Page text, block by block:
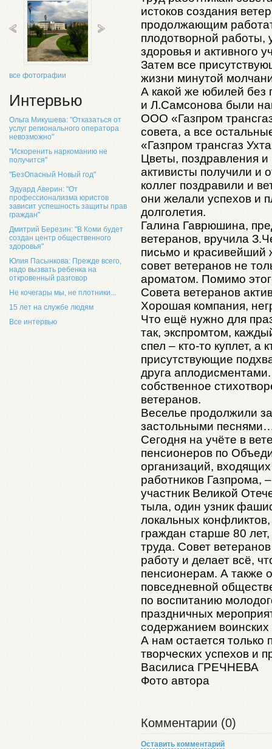
все фотографии
Интервью
Ольга Микушева: "Отказаться от
услуг регионального оператора
невозможно"
"Искоренить наркоманию не
получится"
"БезОпасный Новый год"
Эдуард Аверин: "От
профессионализма юристов
зависит успешность защиты прав
граждан"
Дмитрий Березин: "В Коми будет
создан центр общественного
здоровья"
Юлия Пасынкова: Прежде всего,
надо вызвать ребенка на
откровенный разговор
Не кочегары мы, не плотники...
15 лет на службе людям
Все интервью
истоков создания
продолжающим
плодотворной работы,
здоровья и активного
Затем все
жизни минутой
А какой же юбилей без
и Л.Самсонова были
ООО «Газпром
совета, а все
«Газпром трансгаз
Цветы, поздравления
активисты получили и
коллег поздравили и
они желали успехов и
долголетия.
Галина Гаврюшина,
ветеранов, вручила
письмо и красивейший
совет ветеранов не
ароматом. Помимо
Совета ветеранов
Хорошая компания,
Что ещё нужно для
так, экспромтом,
спел – кто-то куплет, а
присутствующие
друга
собственное
ветеранов.
Веселье продолжили
застольными
Сегодня на учёте в
пенсионеров по
организаций,
работников Газпрома,
участник Великой
тыла, один узник
локальных
граждан старше 80
труда. Совет
работу и делает всё,
пенсионерам. А также
повседневной
по воспитанию
праздничных
содержанием
А нам остается только
творческих успехов и
Василиса ГРЕЧНЕВА
Фото автора
Комментарии (0)
Оставить комментарий